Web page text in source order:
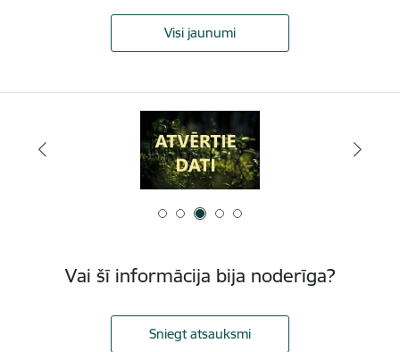
Visi jaunumi
Vai šī informācija bija noderīga?
Sniegt atsauksmi